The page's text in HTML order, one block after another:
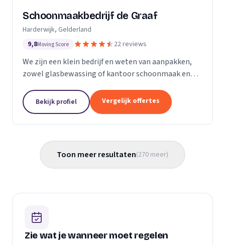
Schoonmaakbedrijf de Graaf
Harderwijk, Gelderland
9,8Moving Score 22 reviews
We zijn een klein bedrijf en weten van aanpakken,
zowel glasbewassing of kantoor schoonmaak en
bedrijven waar schoon gemaakt moet worden is
voor ons...
Bekijk profiel Vergelijk offertes
Toon meer resultaten(270 meer)
Zie wat je wanneer moet regelen